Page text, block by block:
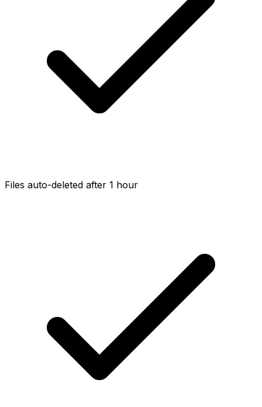
Files auto-deleted after 1 hour